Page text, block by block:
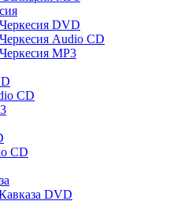
DVD
Audio CD
MP3
CD
CD
DVD